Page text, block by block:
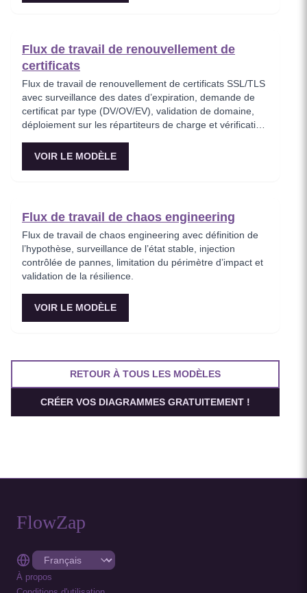
Flux de travail de renouvellement de
certificats
Flux de travail de renouvellement de certificats SSL/TLS
avec surveillance des dates d’expiration, demande de
certificat par type (DV/OV/EV), validation de domaine,
déploiement sur les répartiteurs de charge et vérification
VOIR LE MODÈLE
Flux de travail de chaos engineering
Flux de travail de chaos engineering avec définition de
l’hypothèse, surveillance de l’état stable, injection
contrôlée de pannes, limitation du périmètre d’impact et
validation de la résilience.
VOIR LE MODÈLE
RETOUR À TOUS LES MODÈLES
CRÉER VOS DIAGRAMMES GRATUITEMENT !
FlowZap
À propos